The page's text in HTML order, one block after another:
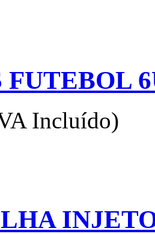
FUTEBOL
Incluído)